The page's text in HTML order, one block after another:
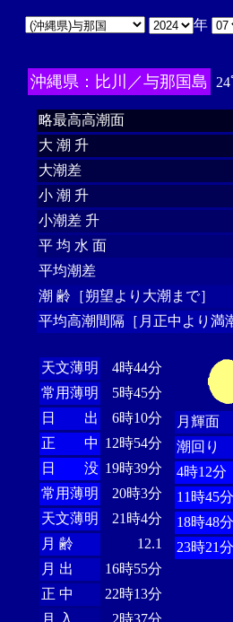
年
沖縄県：比川／与那国島
略最高高潮面
大 潮 升
大潮差
小 潮 升
小潮差 升
平 均 水 面
平均潮差
潮 齢［朔望より大潮まで］
平均高潮間隔［月正中より満
天文薄明
4時44分
常用薄明
5時45分
日 出
6時10分
正 中 12時54分
日 没 19時39分
常用薄明
20時3分
天文薄明
21時4分
月 齢
12.1
月 出
16時55分
正 中
22時13分
月 入
2時37分
月輝面
潮回り
4時12分
11時45分
18時48分
23時21分